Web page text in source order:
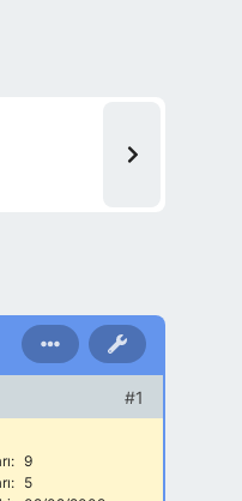
#1
9
5